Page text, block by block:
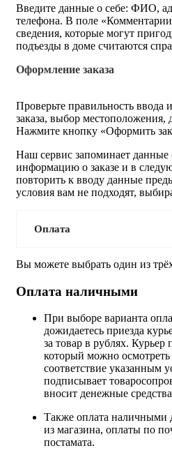
Введите данные о себе: ФИО,
телефона. В поле «Комментарии
сведения, которые могут
подъезды в доме считаются
Оформление заказа
Проверьте правильность
заказа, выбор местоположения,
Нажмите кнопку «Оформить
Наш сервис запоминает данные
информацию о заказе и в
повторить к вводу данные
условия вам не подходят,
Оплата
Вы можете выбрать один из
Оплата наличными
При выборе варианта
дожидаетесь приезда
за товар в рублях. Курьер
который можно
соответствие указанным
подписывает
вносит денежные
Также оплата наличными
из магазина, оплаты по
постамата.